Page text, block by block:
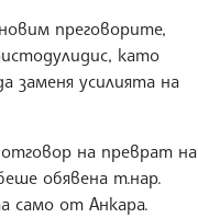
преговорите,
като
заменя усилията на
на преврат на
обявена т.нар.
само от Анкара.